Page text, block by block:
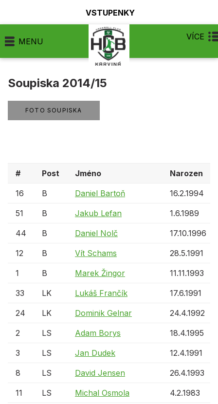
VSTUPENKY
MENU VÍCE
Soupiska 2014/15
FOTO SOUPISKA
# Post Jméno Narozen
16 B Daniel Bartoň 16.2.1994
51 B Jakub Lefan 1.6.1989
44 B Daniel Nolč 17.10.1996
12 B Vít Schams 28.5.1991
1 B Marek Žingor 11.11.1993
33 LK Lukáš Frančík 17.6.1991
24 LK Dominik Gelnar 24.4.1992
2 LS Adam Borys 18.4.1995
3 LS Jan Dudek 12.4.1991
8 LS David Jensen 26.4.1993
11 LS Michal Osmola 4.2.1983